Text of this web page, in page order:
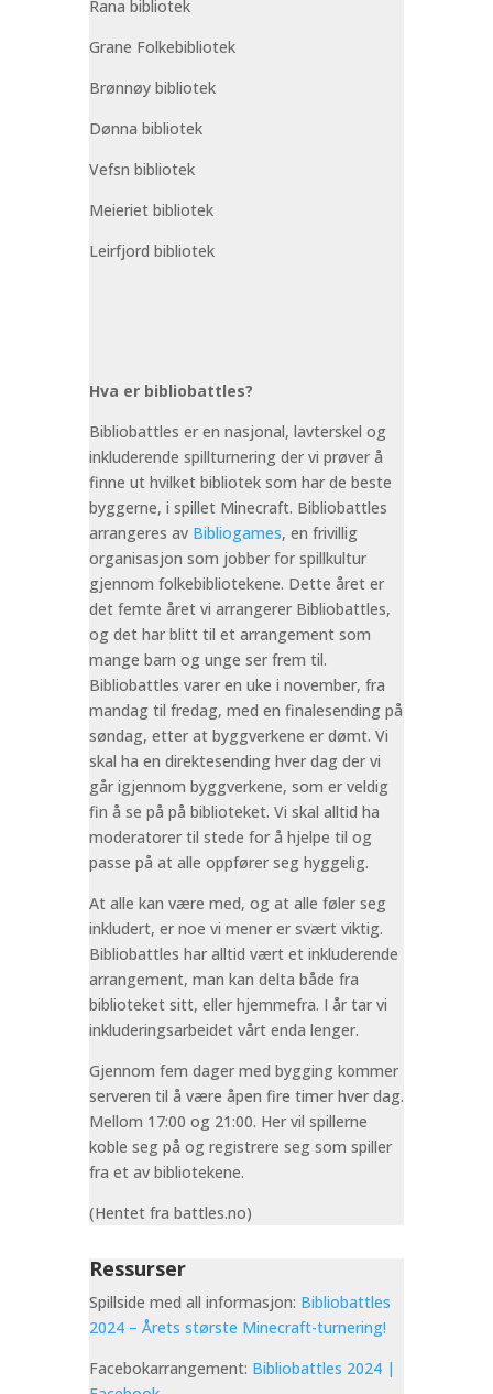
Rana bibliotek
Grane Folkebibliotek
Brønnøy bibliotek
Dønna bibliotek
Vefsn bibliotek
Meieriet bibliotek
Leirfjord bibliotek
Hva er bibliobattles?
Bibliobattles er en nasjonal, lavterskel og
inkluderende spillturnering der vi prøver å
finne ut hvilket bibliotek som har de beste
byggerne, i spillet Minecraft. Bibliobattles
arrangeres av Bibliogames, en frivillig
organisasjon som jobber for spillkultur
gjennom folkebibliotekene. Dette året er
det femte året vi arrangerer Bibliobattles,
og det har blitt til et arrangement som
mange barn og unge ser frem til.
Bibliobattles varer en uke i november, fra
mandag til fredag, med en finalesending på
søndag, etter at byggverkene er dømt. Vi
skal ha en direktesending hver dag der vi
går igjennom byggverkene, som er veldig
fin å se på på biblioteket. Vi skal alltid ha
moderatorer til stede for å hjelpe til og
passe på at alle oppfører seg hyggelig.
At alle kan være med, og at alle føler seg
inkludert, er noe vi mener er svært viktig.
Bibliobattles har alltid vært et inkluderende
arrangement, man kan delta både fra
biblioteket sitt, eller hjemmefra. I år tar vi
inkluderingsarbeidet vårt enda lenger.
Gjennom fem dager med bygging kommer
serveren til å være åpen fire timer hver dag.
Mellom 17:00 og 21:00. Her vil spillerne
koble seg på og registrere seg som spiller
fra et av bibliotekene.
(Hentet fra battles.no)
Ressurser
Spillside med all informasjon: Bibliobattles
2024 – Årets største Minecraft-turnering!
Facebokarrangement: Bibliobattles 2024 |